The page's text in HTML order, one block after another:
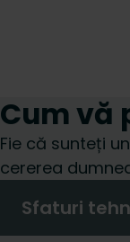
Cum vă
Fie că sunteți
cererea
Sfaturi